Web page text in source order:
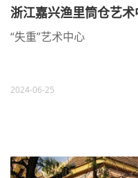
浙江嘉兴渔里筒仓艺
“失重”艺术中心
2024-06-25